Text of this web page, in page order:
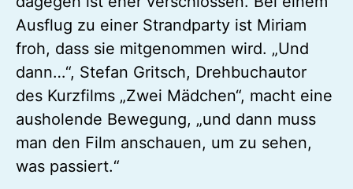
Ausflug zu einer Strandparty ist Miriam
froh, dass sie mitgenommen wird. „Und
dann…“, Stefan Gritsch, Drehbuchautor
des Kurzfilms „Zwei Mädchen“, macht eine
ausholende Bewegung, „und dann muss
man den Film anschauen, um zu sehen,
was passiert.“